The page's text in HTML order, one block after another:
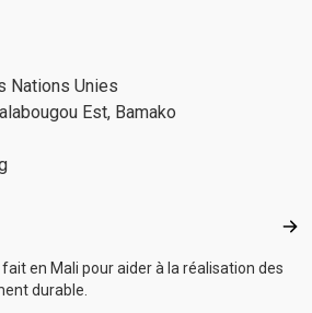
Nations Unies
Est, Bamako
À
fait en Mali pour aider à la réalisation des
durable.